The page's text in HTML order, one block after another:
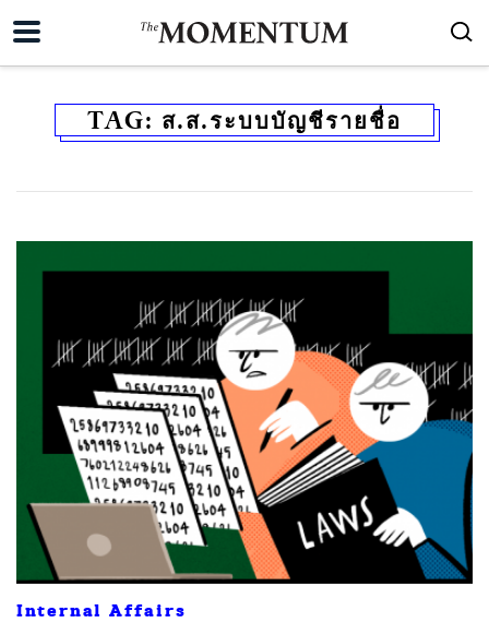
TAG: ส.ส.ระบบบัญชีรายชื่อ
Internal Affairs
ค้นหา
SHARE TWEET LINE